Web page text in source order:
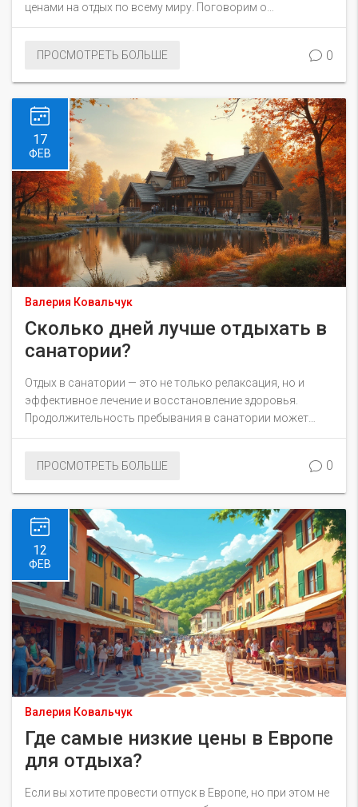
ценами на отдых по всему миру. Поговорим о
европейских и азиатских направлениях, где вы найдете
сэкономить еще больше во время путешествий. Узнайте,
отпуска без ущерба для бюджета.
ПРОСМОТРЕТЬ БОЛЬШЕ 0
17
ФЕВ
Валерия Ковальчук
Сколько дней лучше отдыхать в
санатории?
Отдых в санатории — это не только релаксация, но и
эффективное лечение и восстановление здоровья.
Продолжительность пребывания в санатории может
существенно влиять на результаты лечения и общее
достижения оптимального эффекта важно не только
отдыха в санатории будет наиболее полезным для вашего
здоровья.
ПРОСМОТРЕТЬ БОЛЬШЕ 0
12
ФЕВ
Валерия Ковальчук
Где самые низкие цены в Европе
для отдыха?
Если вы хотите провести отпуск в Европе, но при этом не